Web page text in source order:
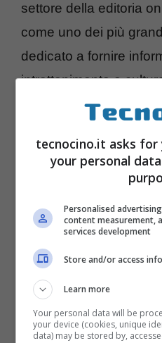
settore della editoria
come uno dei più
dedicato a fornire
intrattenimento e
Con una grande
ultimi anni abbiamo
pubblico attraverso
varietà di contenuti
sempre con nuovi
sviluppo.
tecnocino.it asks for
your personal
Personalised
content measurement,
services development
Store and/or access
Learn more
Your personal data will be
your device (cookies, unique
data) may be stored by,